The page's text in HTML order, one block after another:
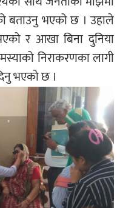
बताउनु भएको छ । उहाले
र आखा बिना दुनिया
निराकरणका लागी
भएको छ ।